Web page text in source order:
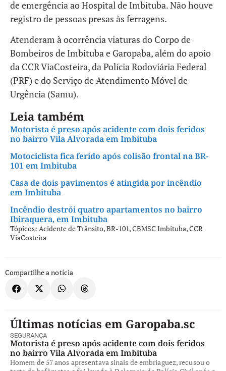
de emergência ao Hospital de Imbituba. Não houve
registro de pessoas presas às ferragens.
Atenderam à ocorrência viaturas do Corpo de
Bombeiros de Imbituba e Garopaba, além do apoio
da CCR ViaCosteira, da Polícia Rodoviária Federal
(PRF) e do Serviço de Atendimento Móvel de
Urgência (Samu).
Leia também
Motorista é preso após acidente com dois feridos
no bairro Vila Alvorada em Imbituba
Motociclista fica ferido após colisão frontal na BR-
101 em Imbituba
Casa de dois pavimentos é atingida por incêndio
em Imbituba
Incêndio destrói quatro apartamentos no bairro
Ibiraquera, em Imbituba
Tópicos: Acidente de Trânsito,BR-101,CBMSC Imbituba,CCR
ViaCosteira
Compartilhe a notícia
Últimas notícias em Garopaba.sc
SEGURANÇA
Motorista é preso após acidente com dois feridos
no bairro Vila Alvorada em Imbituba
Homem de 57 anos apresentava sinais de embriaguez, recusou o